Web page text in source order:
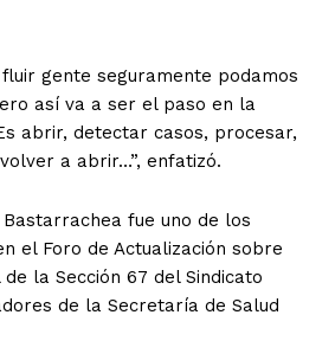
fluir gente seguramente podamos
así va a ser el paso en la
abrir, detectar casos, procesar,
a abrir…”, enfatizó.
fue uno de los
el Foro de Actualización sobre
la Sección 67 del Sindicato
de la Secretaría de Salud